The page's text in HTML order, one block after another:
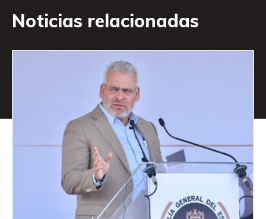
Noticias relacionadas